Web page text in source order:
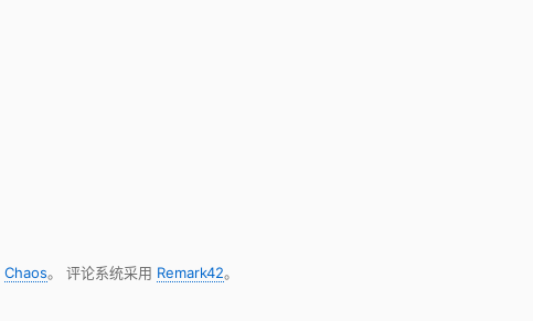
Chaos。 评论系统采用 Remark42。